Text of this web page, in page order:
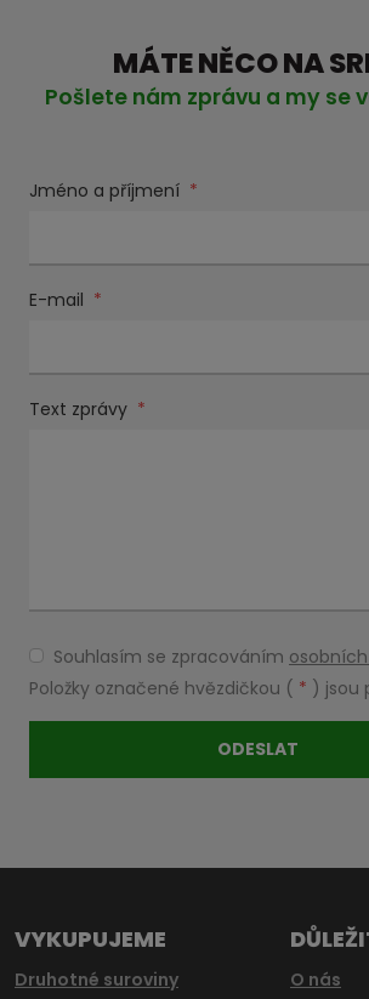
MÁTE NĚCO NA
Pošlete nám zprávu a my se
Jméno a příjmení *
E-mail *
Text zprávy *
Souhlasím
se
zpracováním
osobních
Souhlasím se zpracováním
Položky označené hvězdičkou ( * ) jsou
ODESLAT
nepodařilo
VYKUPUJEME
Druhotné suroviny
O nás